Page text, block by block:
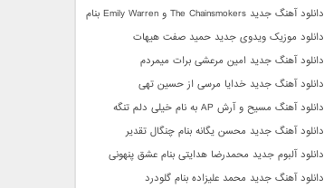
دانلود آهنگ جدید The Chainsmokers و Emily Warren بنام Side Effects
دانلود موزیک ویدوی جدید حمید صفت هیهات
دانلود آهنگ جدید امین مرعشی برات میمردم
دانلود آهنگ جدید خدایا مرسی از حسین تهی
دانلود آهنگ مسیح و آرش AP به نام خیلی دلم تنگه
دانلود آهنگ جدید محسن یگانه بنام چنگال تقدیر
دانلود آلبوم جدید محمدرضا هدایتی بنام عشق پنهونی
دانلود آهنگ جدید محمد علیزاده بنام گلودرد